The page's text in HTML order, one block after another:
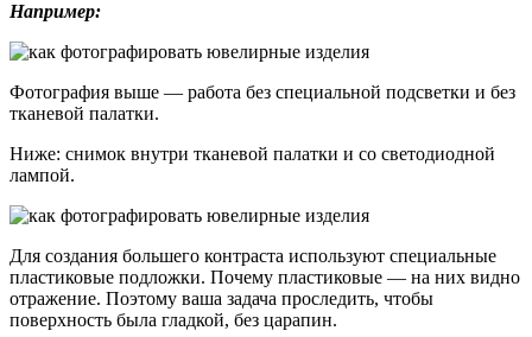
Например:
Фотография выше — работа без специальной подсветки и без
тканевой палатки.
Ниже: снимок внутри тканевой палатки и со светодиодной
лампой.
Для создания большего контраста используют специальные
пластиковые подложки. Почему пластиковые — на них видно
отражение. Поэтому ваша задача проследить, чтобы
поверхность была гладкой, без царапин.